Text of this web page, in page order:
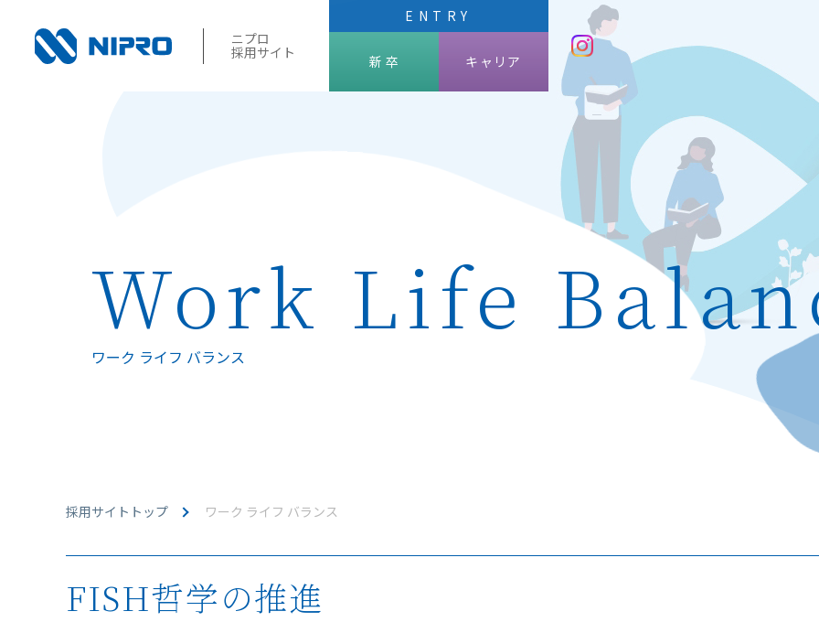
ニプロ
採用サイト
ENTRY
新卒 キャリア
Work Life
ワーク ライフ バランス
採用サイトトップ ワーク ライフ バランス
FISH哲学の推進